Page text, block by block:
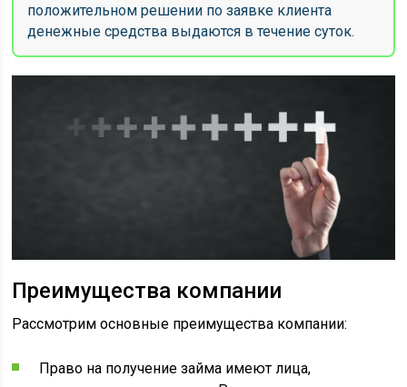
положительном решении по заявке клиента
денежные средства выдаются в течение суток.
Преимущества компании
Рассмотрим основные преимущества компании:
Право на получение займа имеют лица,